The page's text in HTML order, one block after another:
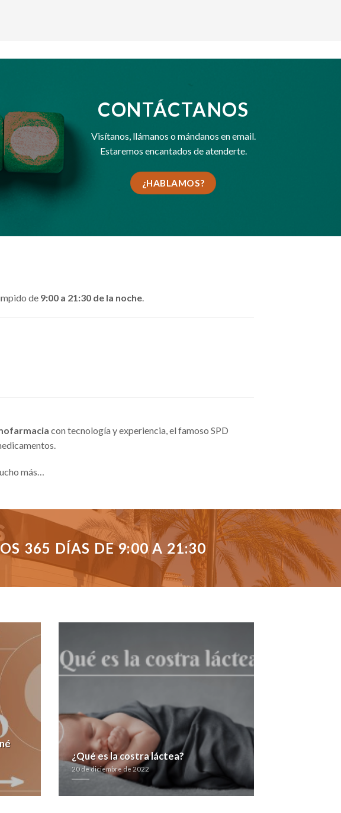
CONTÁCTANOS
Visítanos, llámanos omándanos en email.
Estaremos encantados de atenderte.
¿HABLAMOS?
de 9:00 a 21:30 de la noche.
con tecnología y experiencia, el famoso SPD
más…
365 DÍAS DE 9:00 A 21:30
¿Qué es la costra láctea?
20 de diciembre de 2022